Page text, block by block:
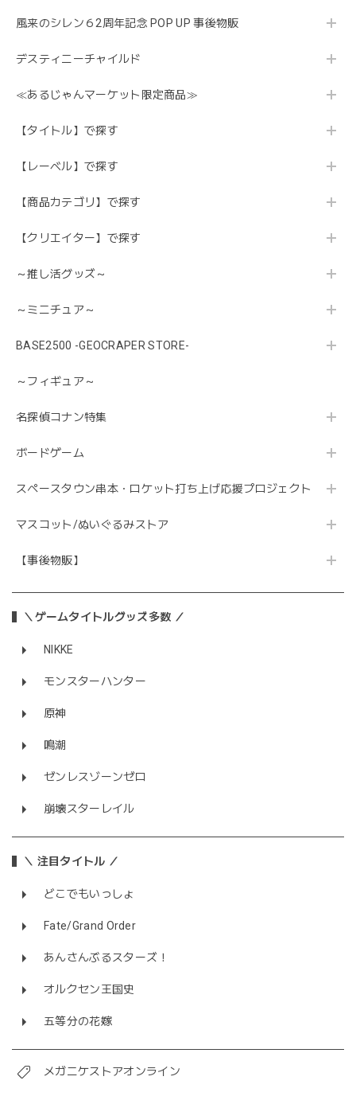
風来のシレン６2周年記念 POP UP 事後物販
デスティニーチャイルド
≪あるじゃんマーケット限定商品≫
【タイトル】で探す
【レーベル】で探す
【商品カテゴリ】で探す
【クリエイター】で探す
～推し活グッズ～
～ミニチュア～
BASE2500 -GEOCRAPER STORE-
～フィギュア～
名探偵コナン特集
ボードゲーム
スペースタウン串本・ロケット打ち上げ応援プロジェクト
マスコット/ぬいぐるみストア
【事後物販】
＼ゲームタイトルグッズ多数 ／
NIKKE
モンスターハンター
原神
鳴潮
ゼンレスゾーンゼロ
崩壊スターレイル
＼ 注目タイトル ／
どこでもいっしょ
Fate/Grand Order
あんさんぶるスターズ！
オルクセン王国史
五等分の花嫁
メガニケストアオンライン